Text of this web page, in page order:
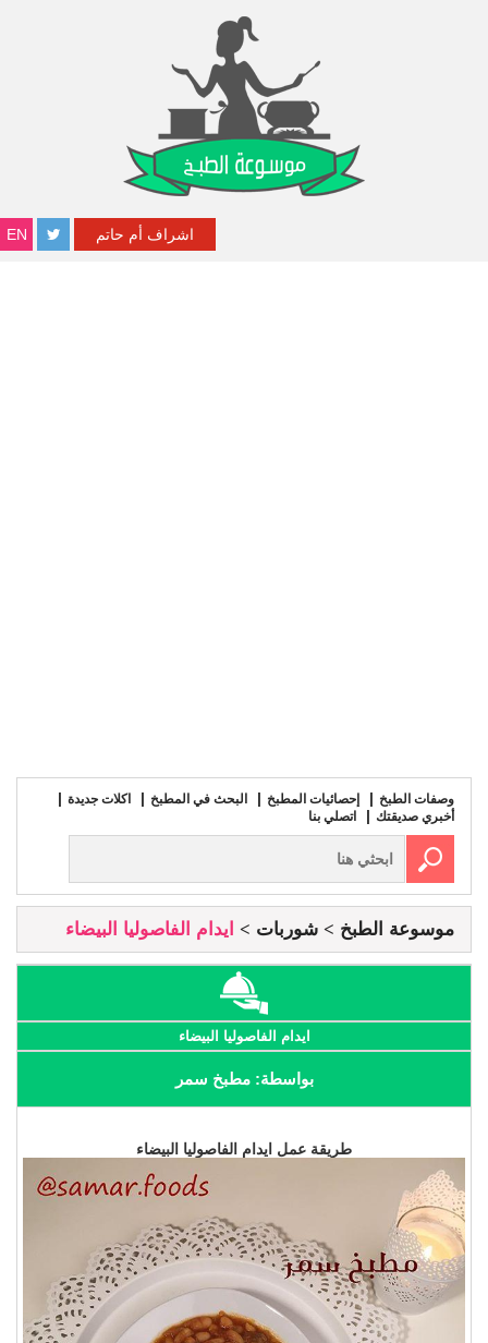
EN اشراف أم حاتم
وصفات الطبخ إحصائيات المطبخ البحث في المطبخ
اكلات جديدة
أخبري صديقتك
اتصلي بنا
موسوعة الطبخ شوربات ايدام الفاصوليا البيضاء
ايدام الفاصوليا البيضاء
بواسطة: مطبخ سمر
طريقة عمل ايدام الفاصوليا البيضاء